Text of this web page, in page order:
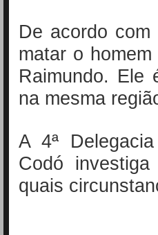
De acordo
matar o
Raimundo. Ele
na mesma
A 4ª
Codó
quais